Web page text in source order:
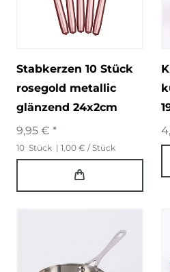
Stabkerzen 10 Stück
rosegold metallic
glänzend 24x2cm
9,95 € *
10 Stück | 1,00 € / Stück